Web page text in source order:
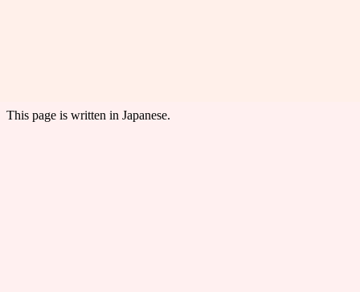
This page is written in Japanese.